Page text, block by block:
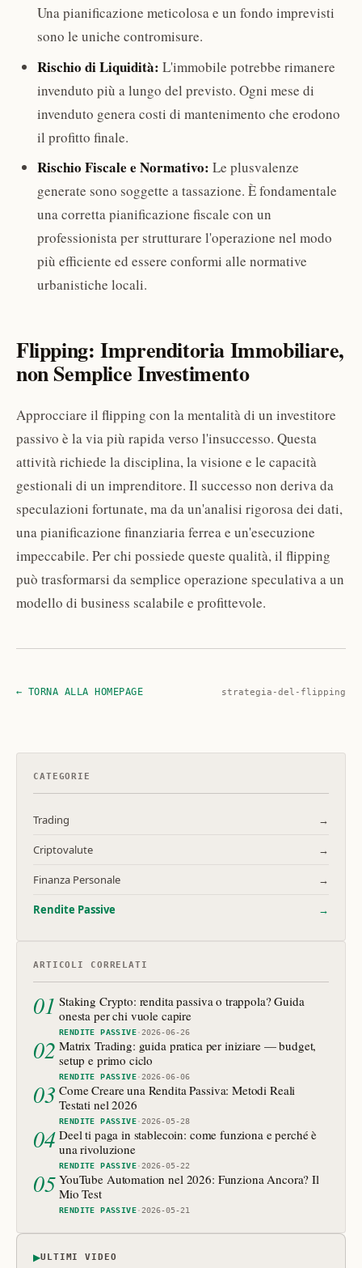
Una pianificazione meticolosa e un fondo imprevisti
sono le uniche contromisure.
Rischio di Liquidità: L'immobile potrebbe rimanere
invenduto più a lungo del previsto. Ogni mese di
invenduto genera costi di mantenimento che erodono
il profitto finale.
Rischio Fiscale e Normativo: Le plusvalenze
generate sono soggette a tassazione. È fondamentale
una corretta pianificazione fiscale con un
professionista per strutturare l'operazione nel modo
più efficiente ed essere conformi alle normative
urbanistiche locali.
Flipping: Imprenditoria Immobiliare,
non Semplice Investimento
Approcciare il flipping con la mentalità di un investitore
passivo è la via più rapida verso l'insuccesso. Questa
attività richiede la disciplina, la visione e le capacità
gestionali di un imprenditore. Il successo non deriva da
speculazioni fortunate, ma da un'analisi rigorosa dei dati,
una pianificazione finanziaria ferrea e un'esecuzione
impeccabile. Per chi possiede queste qualità, il flipping
può trasformarsi da semplice operazione speculativa a un
modello di business scalabile e profittevole.
← TORNA ALLA HOMEPAGE strategia-del-flipping
CATEGORIE
Trading →
Criptovalute →
Finanza Personale →
Rendite Passive →
ARTICOLI CORRELATI
01 Staking Crypto: rendita passiva o trappola? Guida
onesta per chi vuole capire
RENDITE PASSIVE·2026-06-26
02 Matrix Trading: guida pratica per iniziare — budget,
setup e primo ciclo
RENDITE PASSIVE·2026-06-06
03 Come Creare una Rendita Passiva: Metodi Reali
Testati nel 2026
RENDITE PASSIVE·2026-05-28
04 Deel ti paga in stablecoin: come funziona e perché è
una rivoluzione
RENDITE PASSIVE·2026-05-22
05 YouTube Automation nel 2026: Funziona Ancora? Il
Mio Test
RENDITE PASSIVE·2026-05-21
▶ULTIMI VIDEO